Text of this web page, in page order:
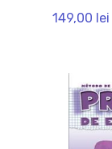
149,00 lei